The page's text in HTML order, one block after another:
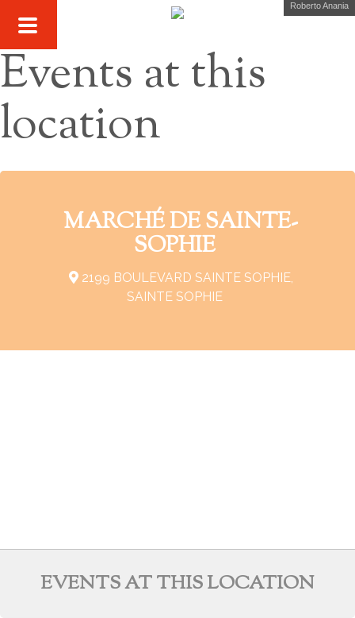
Roberto Anania
Events at this
location
MARCHÉ DE SAINTE-
SOPHIE
2199 BOULEVARD SAINTE SOPHIE,
SAINTE SOPHIE
EVENTS AT THIS LOCATION